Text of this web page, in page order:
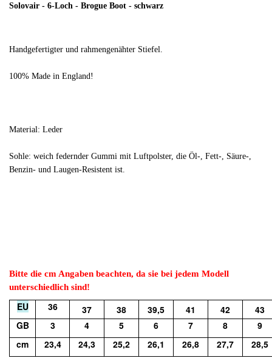
Solovair - 6-Loch - Brogue Boot - schwarz
Handgefertigter und rahmengenähter Stiefel.
100% Made in England!
Material: Leder
Sohle: weich federnder Gummi mit Luftpolster, die Öl-, Fett-, Säure-,
Benzin- und Laugen-Resistent ist.
Bitte die cm Angaben beachten, da sie bei jedem Modell
unterschiedlich sind!
EU 36 37 38 39,5 41 42
43
GB
3 4 5 6 7 8
9
cm
23,4 24,3 25,2 26,1 26,8 27,7 28,5